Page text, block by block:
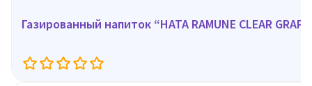
Газированный напиток “HATA RAMUNE CLEAR